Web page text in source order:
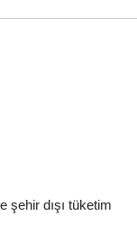
şehir dışı tüketim